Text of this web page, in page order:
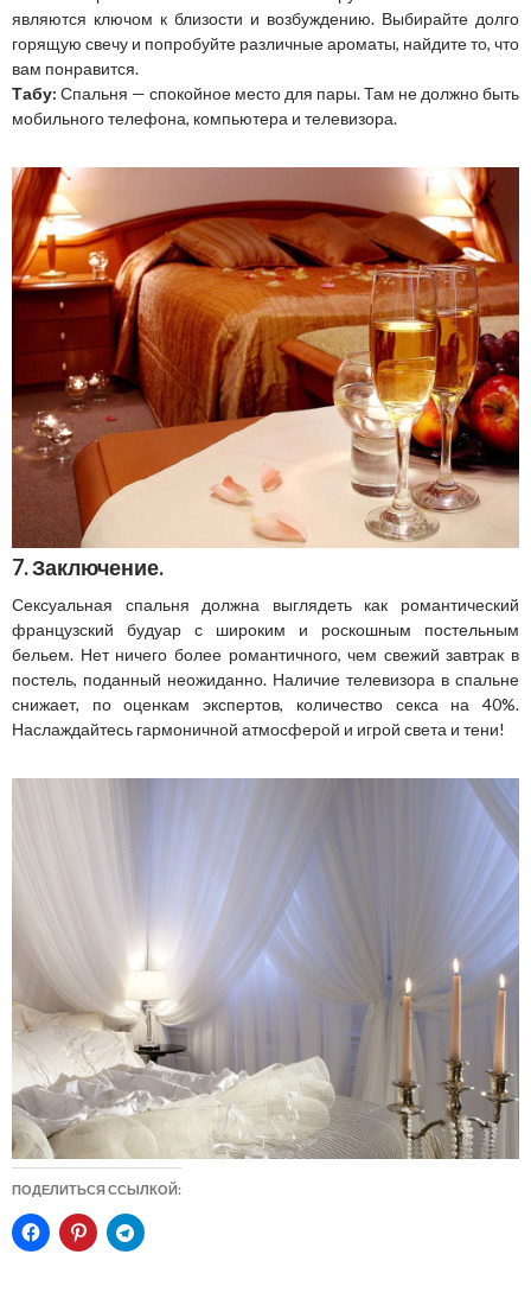
являются ключом к близости и возбуждению. Выбирайте долго
горящую свечу и попробуйте различные ароматы, найдите то, что
вам понравится.
Табу: Спальня — спокойное место для пары. Там не должно быть
мобильного телефона, компьютера и телевизора.
7. Заключение.
Сексуальная спальня должна выглядеть как романтический
французский будуар с широким и роскошным постельным
бельем. Нет ничего более романтичного, чем свежий завтрак в
постель, поданный неожиданно. Наличие телевизора в спальне
снижает, по оценкам экспертов, количество секса на 40%.
Наслаждайтесь гармоничной атмосферой и игрой света и тени!
ПОДЕЛИТЬСЯ ССЫЛКОЙ: